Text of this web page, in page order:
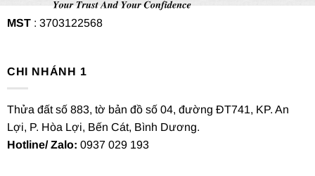
MST: 3703122568
CHI NHÁNH 1
Thửa đất số 883, tờ bản đồ số 04, đường ĐT741, KP. An
Lợi, P. Hòa Lợi, Bến Cát, Bình Dương.
Hotline/ Zalo: 0937 029 193